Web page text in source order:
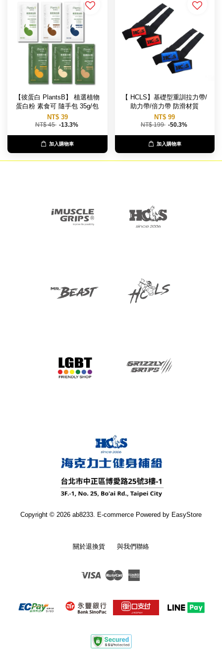
【彼蛋白 PlantsB】 植選植物
蛋白粉 素食可 隨手包 35g/包
NT$ 39
NT$ 45 -13.3%
加入購物車
【 HCLS】基礎型重訓拉力帶/
助力帶/倍力帶 防滑材質
NT$ 99
NT$ 199 -50.3%
加入購物車
Copyright © 2026 ab8233. E-commerce Powered by EasyStore
關於退換貨 與我們聯絡
Visa Master